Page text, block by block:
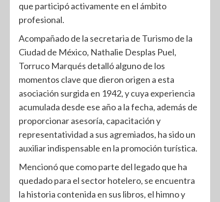
que participó activamente en el ámbito
profesional.
Acompañado de la secretaria de Turismo de la
Ciudad de México, Nathalie Desplas Puel,
Torruco Marqués detalló alguno de los
momentos clave que dieron origen a esta
asociación surgida en 1942, y cuya experiencia
acumulada desde ese año a la fecha, además de
proporcionar asesoría, capacitación y
representatividad a sus agremiados, ha sido un
auxiliar indispensable en la promoción turística.
Mencionó que como parte del legado que ha
quedado para el sector hotelero, se encuentra
la historia contenida en sus libros, el himno y